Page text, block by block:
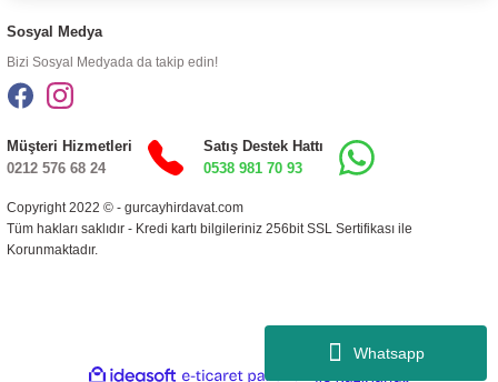
Whatsapp
Sosyal Medya
Bizi Sosyal Medyada da takip edin!
Copyright 2022 © - gurcayhirdavat.com
Tüm hakları saklıdır - Kredi kartı bilgileriniz 256bit SSL Sertifikası ile
Korunmaktadır.
Müşteri Hizmetleri
0212 576 68 24
Satış Destek Hattı
0538 981 70 93
ideasoft